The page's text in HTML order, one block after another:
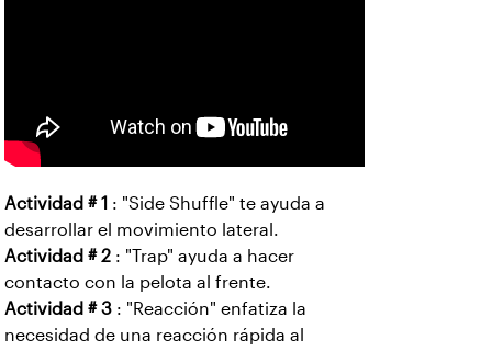
Actividad # 1 : "Side Shuffle" te ayuda a
desarrollar el movimiento lateral.
Actividad # 2 : "Trap" ayuda a hacer
contacto con la pelota al frente.
Actividad # 3 : "Reacción" enfatiza la
necesidad de una reacción rápida al